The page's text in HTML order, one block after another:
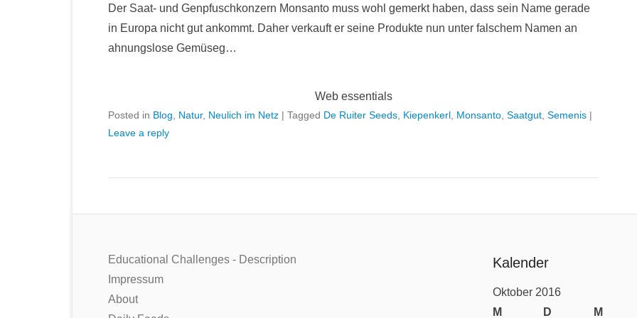
Der Saat- und Genpfuschkonzern Monsanto muss wohl gemerkt haben, dass sein Name gerade
in Europa nicht gut ankommt. Daher verkauft er seine Produkte nun unter falschem Namen an
ahnungslose Gemüseg…
Web essentials
Posted in Blog Natur, Neulich im Netz | Tagged De Ruiter Seeds Kiepenkerl Monsanto Saatgut Semenis |
Leave a reply
Educational Challenges - Description
Impressum
About
Kalender
Oktober 2016
M
D M